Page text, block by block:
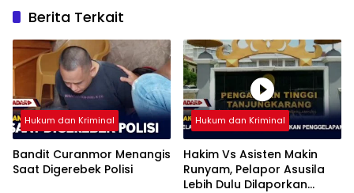
Berita Terkait
Hukum dan Kriminal
Bandit Curanmor Menangis
Saat Digerebek Polisi
Hukum dan Kriminal
Hakim Vs Asisten Makin
Runyam, Pelapor Asusila
Lebih Dulu Dilaporkan